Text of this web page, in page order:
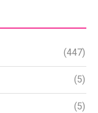
(447)
(5)
(5)